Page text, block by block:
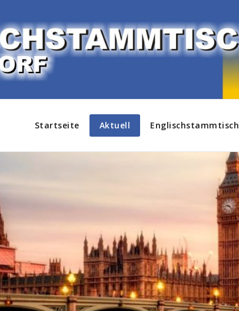
Startseite Aktuell Englischstammtisch